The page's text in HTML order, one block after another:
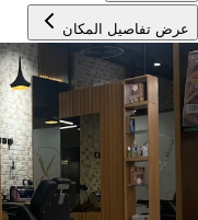
عرض تفاصيل المكان